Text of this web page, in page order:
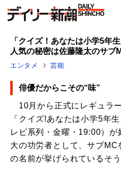
「クイズ！あなたは小学5年
人気の秘密は佐藤隆太のサブ
エンタメ 芸能
俳優だからこその“味”
10月から正式にレギュラ
「クイズ!あなたは小学5年
レビ系列・金曜・19:00）
大の功労者として、サブMC
の名前が挙げられているそ